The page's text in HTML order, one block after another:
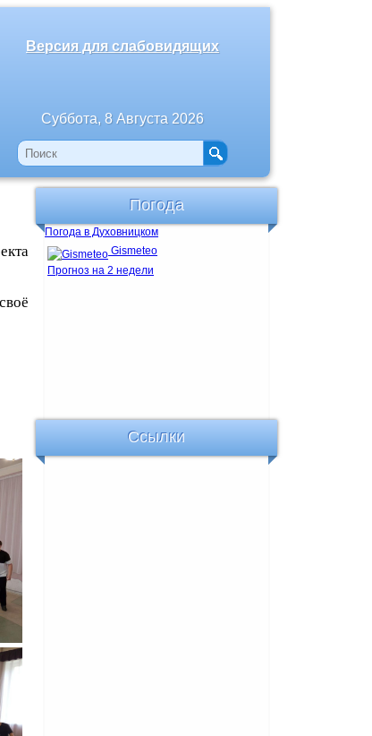
Версия для слабовидящих
Суббота, 8 Августа 2026
Погода
Погода в Духовницком
Gismeteo
Прогноз на 2 недели
Ссылки